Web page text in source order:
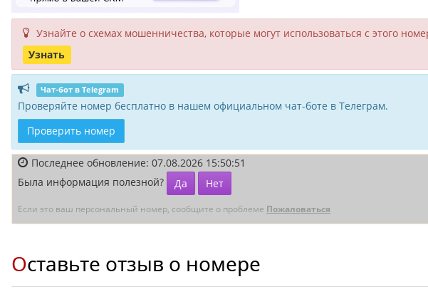
Узнайте о схемах мошенни­чества, кото­рые могут исполь­зоваться с этого
Узнать
Чат-бот в Telegram
Проверяйте номер бесплатно в нашем официальном чат-боте в Телеграм.
Проверить номер
Последнее обновление: 07.08.2026 15:50:51
Была информация полезной?
Да Нет
Если это ваш персональный номер, сообщите о проблеме Пожаловаться
Оставьте отзыв о номере